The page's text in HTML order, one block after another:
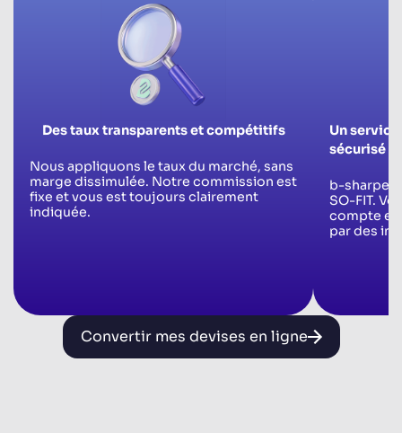
Des taux transparents et compétitifs
Nous appliquons le taux du marché, sans
marge dissimulée. Notre commission est
fixe et vous est toujours clairement
indiquée.
Un
sécurisé
b-sharpe
SO-FIT.
compte en
par des
Convertir mes devises en ligne